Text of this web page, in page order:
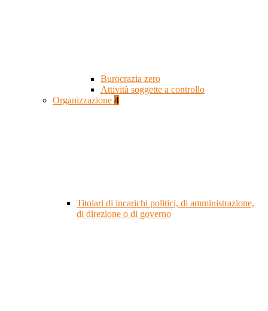
Burocrazia zero
Attività soggette a controllo
Organizzazione 4
Titolari di incarichi politici, di amministrazione,
di direzione o di governo